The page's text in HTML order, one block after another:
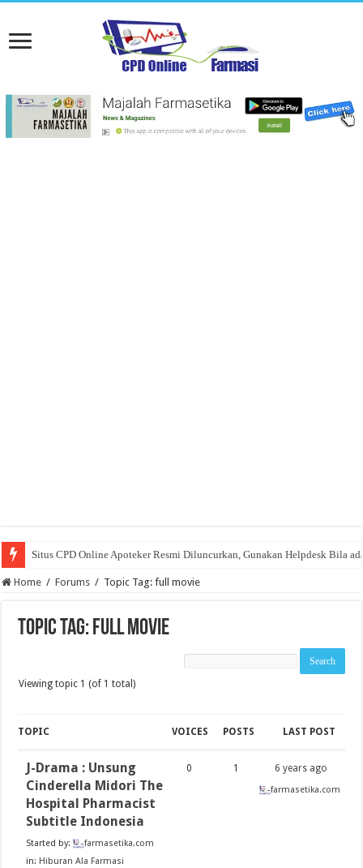
Situs CPD Online Apoteker Resmi Diluncurkan, Gunakan Helpdesk Bila
Home / Forums / Topic Tag: full movie
Topic Tag: full movie
Viewing topic 1 (of 1 total)
TOPIC VOICES POSTS LAST POST
J-Drama : Unsung
Cinderella Midori The
Hospital Pharmacist
Subtitle Indonesia
Started by:
farmasetika.com
in: Hiburan Ala Farmasi
0 1 6 years ago
farmasetika.com